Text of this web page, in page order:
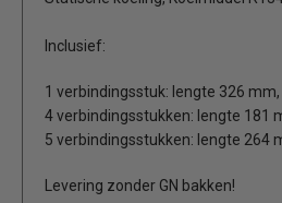
Inclusief:
1 verbindingsstuk: lengte 326
4 verbindingsstukken: lengte 181
5 verbindingsstukken: lengte 264
Levering zonder GN bakken!